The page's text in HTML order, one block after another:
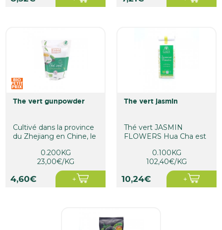
the vert gunpowder
Cultivé dans la province
du Zhejiang en Chine, le
0.200KG
23,00€/KG
4,60€
the vert jasmin
Thé vert JASMIN
FLOWERS Hua Cha est
détente. 100g
0.100KG
102,40€/KG
10,24€